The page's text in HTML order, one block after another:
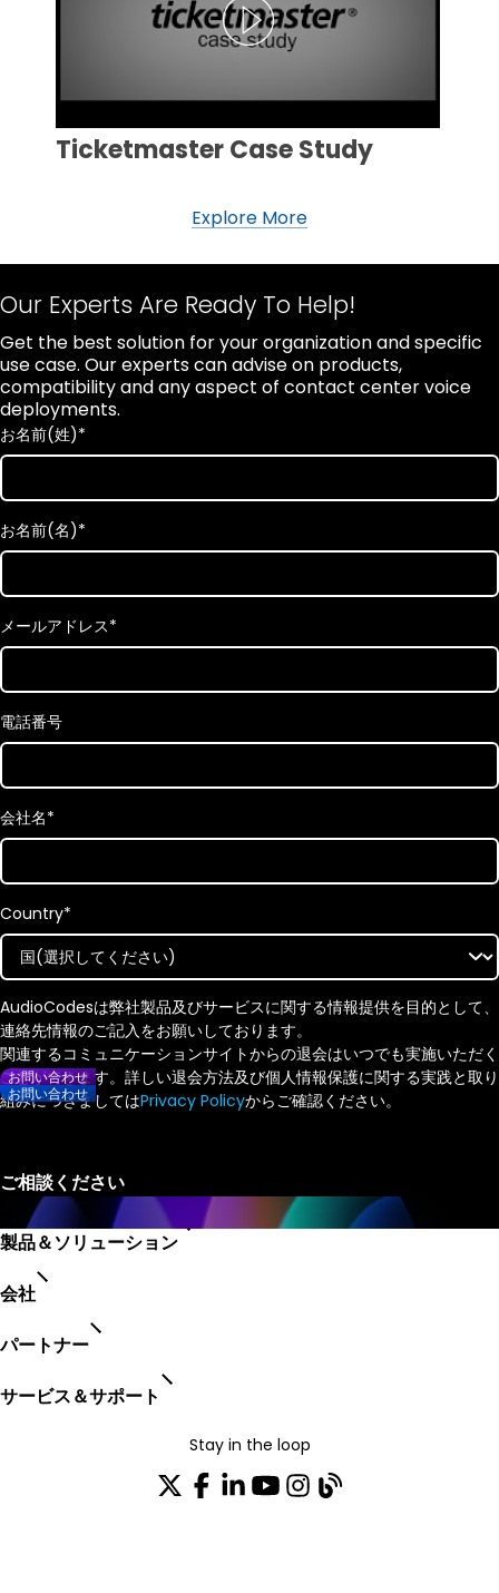
Ticketmaster Case Study
Explore More
Our Experts Are Ready To Help!
Get the best solution for your organization and specific
use case. Our experts can advise on products,
compatibility and any aspect of contact center voice
deployments.
お名前(姓)*
お名前(名)*
メールアドレス*
電話番号
会社名*
Country*
AudioCodesは弊社製品及びサービスに関する情報提供を目的として、
連絡先情報のご記入をお願いしております。
関連するコミュニケーションサイトからの退会はいつでも実施いただく
ことができます。詳しい退会方法及び個人情報保護に関する実践と取り
組みにつきましてはPrivacy Policyからご確認ください。
製品＆ソリューション
会社
パートナー
サービス＆サポート
Stay in the loop
お問い合わせ
お問い合わせ